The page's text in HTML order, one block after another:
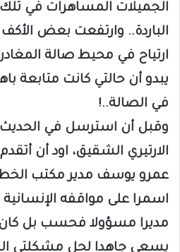
الجميلات المساهرات في تلك
الباردة.. وارتفعت بعض
ارتياح في محيط صالة
يبدو أن حالتي كانت متابعة
في الصالة..!
وقبل أن استرسل في
الارتيري الشقيق، اود أن
عمرو يوسف مدير مكتب
اسمرا على مواقفه
مديرا مسؤولا فحسب بل كان
يسعى جاهدا لحل مشكلتي